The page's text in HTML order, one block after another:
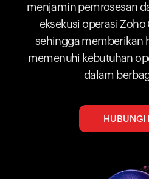
menjamin pemrosesan
eksekusi operasi Zoho
sehingga memberikan
memenuhi kebutuhan
dalam
HUBUNGI